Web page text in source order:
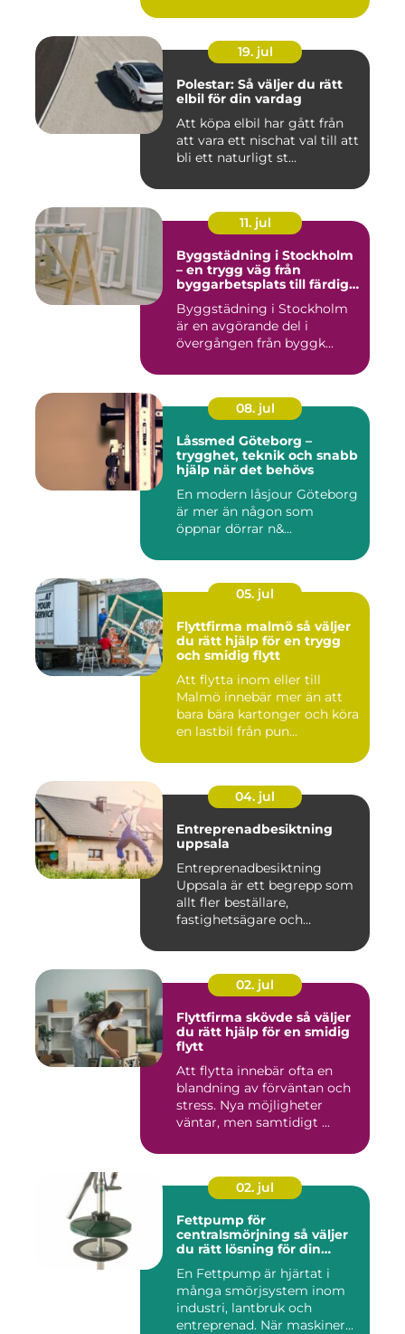
19. jul
Polestar: Så väljer du rätt
elbil för din vardag
Att köpa elbil har gått från
att vara ett nischat val till att
bli ett naturligt st...
11. jul
Byggstädning i Stockholm
– en trygg väg från
byggarbetsplats till färdig
Byggstädning i Stockholm
är en avgörande del i
övergången från byggk...
08. jul
Låssmed Göteborg –
trygghet, teknik och snabb
hjälp när det behövs
En modern låsjour Göteborg
är mer än någon som
öppnar dörrar n&...
05. jul
Flyttfirma malmö så väljer
du rätt hjälp för en trygg
och smidig flytt
Att flytta inom eller till
Malmö innebär mer än att
bara bära kartonger och köra
en lastbil från pun...
04. jul
Entreprenadbesiktning
uppsala
Entreprenadbesiktning
Uppsala är ett begrepp som
allt fler beställare,
fastighetsägare och
02. jul
Flyttfirma skövde så väljer
du rätt hjälp för en smidig
flytt
Att flytta innebär ofta en
blandning av förväntan och
stress. Nya möjligheter
väntar, men samtidigt ...
02. jul
Fettpump för
centralsmörjning så väljer
du rätt lösning för din
En Fettpump är hjärtat i
många smörjsystem inom
industri, lantbruk och
entreprenad. När maskiner